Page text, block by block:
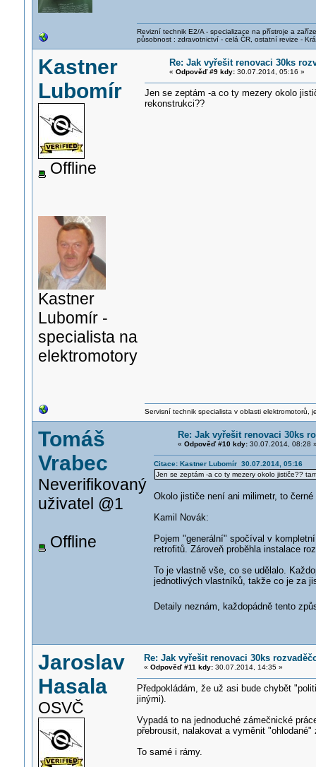
Revizní technik E2/A - specializace na přístroje a
působnost : zdravotnictví - celá ČR, ostatní revize -
Kastner
Lubomír
Offline
Kastner
Lubomír -
specialista na
elektromotory
Re: Jak vyřešit renovaci 30ks
« Odpověď #9 kdy:30.07.2014, 05:16 »
Jen se zeptám -a co ty mezery okolo
rekonstrukci??
Servisní technik specialista v oblasti
Tomáš
Vrabec
Neverifikovaný
uživatel @1
Offline
Re: Jak vyřešit renovaci 30ks
« Odpověď #10 kdy:30.07.2014, 08:28
Citace: Kastner Lubomír 30.07.2014, 05:16
Jen se zeptám -a co ty mezery okolo jističe??
Okolo jističe není ani milimetr, to
Kamil Novák:
Pojem "generální" spočíval v
retrofitů. Zároveň proběhla instalace
To je vlastně vše, co se udělalo.
jednotlivých vlastníků, takže co je za
Detaily neznám, každopádně tento
Jaroslav
Hasala
OSVČ
Re: Jak vyřešit renovaci 30ks
« Odpověď #11 kdy:30.07.2014, 14:35 »
Předpokládám, že už asi bude chybět
jinými).
Vypadá to na jednoduché zámečnické
přebrousit, nalakovat a vyměnit
To samé i rámy.